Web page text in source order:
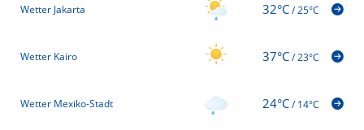
Wetter Jakarta 32°C/25°C
Wetter Kairo 37°C/23°C
Wetter Mexiko-Stadt 24°C/14°C